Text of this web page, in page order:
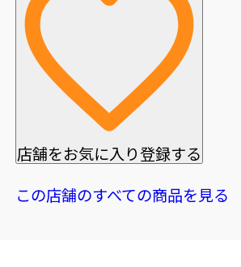
店舗をお気に入り登録する
この店舗のすべての商品を見る